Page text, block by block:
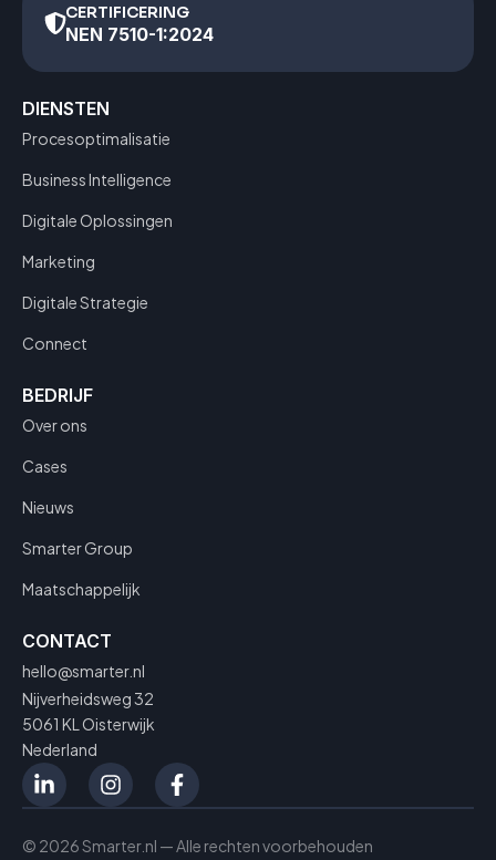
CERTIFICERING
NEN 7510-1:2024
DIENSTEN
Procesoptimalisatie
Business Intelligence
Digitale Oplossingen
Marketing
Digitale Strategie
Connect
BEDRIJF
Over ons
Cases
Nieuws
Smarter Group
Maatschappelijk
CONTACT
hello@smarter.nl
Nijverheidsweg 32
5061 KL Oisterwijk
Nederland
© 2026 Smarter.nl — Alle rechten voorbehouden